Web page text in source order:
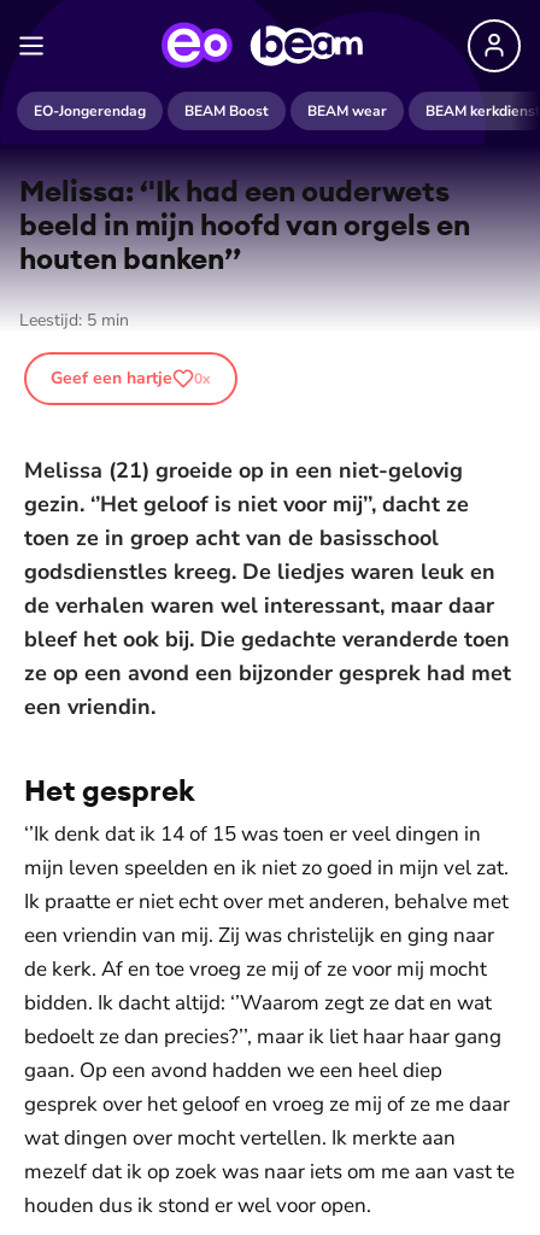
EO-Jongerendag BEAM Boost BEAM wear BEAM kerkdienst
Melissa: ‘'Ik had een ouderwets
beeld in mijn hoofd van orgels en
houten banken’’
Leestijd: 5 min
Geef een hartje 0x
Melissa (21) groeide op in een niet-gelovig
gezin. ‘’Het geloof is niet voor mij’’, dacht ze
toen ze in groep acht van de basisschool
godsdienstles kreeg. De liedjes waren leuk en
de verhalen waren wel interessant, maar daar
bleef het ook bij. Die gedachte veranderde toen
ze op een avond een bijzonder gesprek had met
een vriendin.
Het gesprek
‘’Ik denk dat ik 14 of 15 was toen er veel dingen in
mijn leven speelden en ik niet zo goed in mijn vel zat.
Ik praatte er niet echt over met anderen, behalve met
een vriendin van mij. Zij was christelijk en ging naar
de kerk. Af en toe vroeg ze mij of ze voor mij mocht
bidden. Ik dacht altijd: ‘’Waarom zegt ze dat en wat
bedoelt ze dan precies?’’, maar ik liet haar haar gang
gaan. Op een avond hadden we een heel diep
gesprek over het geloof en vroeg ze mij of ze me daar
wat dingen over mocht vertellen. Ik merkte aan
mezelf dat ik op zoek was naar iets om me aan vast te
houden dus ik stond er wel voor open.